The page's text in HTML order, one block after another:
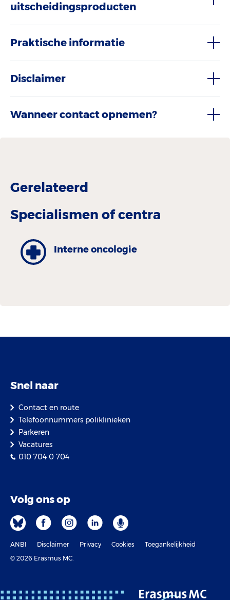
uitscheidingsproducten
Praktische informatie
Disclaimer
Wanneer contact opnemen?
Gerelateerd
Specialismen of centra
Interne oncologie
Snel naar
Contact en route
Telefoonnummers poliklinieken
Parkeren
Vacatures
010 704 0 704
Volg ons op
ANBI Disclaimer Privacy Cookies
Toegankelijkheid
© 2026 Erasmus MC.